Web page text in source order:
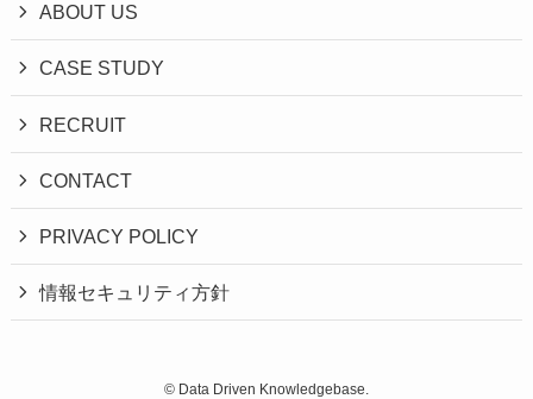
ABOUT US
CASE STUDY
RECRUIT
CONTACT
PRIVACY POLICY
情報セキュリティ方針
© Data Driven Knowledgebase.